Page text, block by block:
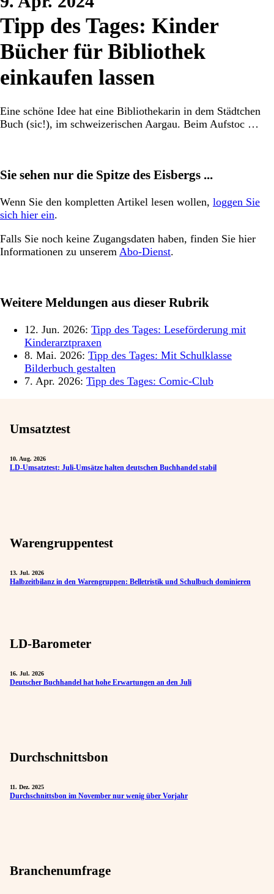
Tipp des Tages: Kinder
Bücher für Bibliothek
einkaufen lassen
Eine schöne Idee hat eine Bibliothekarin in dem Städtchen
Buch (sic!), im schweizerischen Aargau. Beim Aufstoc …
Sie sehen nur die Spitze des Eisbergs ...
Wenn Sie den kompletten Artikel lesen wollen, loggen Sie
sich hier ein.
Falls Sie noch keine Zugangsdaten haben, finden Sie hier
Informationen zu unserem Abo-Dienst.
Weitere Meldungen aus dieser Rubrik
12. Jun. 2026: Tipp des Tages: Leseförderung mit
Kinderarztpraxen
8. Mai. 2026: Tipp des Tages: Mit Schulklasse
Bilderbuch gestalten
7. Apr. 2026: Tipp des Tages: Comic-Club
Umsatztest
10. Aug. 2026
LD-Umsatztest: Juli-Umsätze halten deutschen Buchhandel stabil
Warengruppentest
13. Jul. 2026
Halbzeitbilanz in den Warengruppen: Belletristik und Schulbuch dominieren
LD-Barometer
16. Jul. 2026
Deutscher Buchhandel hat hohe Erwartungen an den Juli
Durchschnittsbon
11. Dez. 2025
Durchschnittsbon im November nur wenig über Vorjahr
Branchenumfrage